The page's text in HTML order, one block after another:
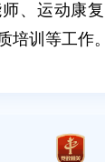
、运动康
培训等工作。